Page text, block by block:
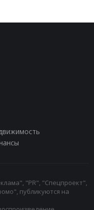
"PR", "Спецпроект",
публикуются на